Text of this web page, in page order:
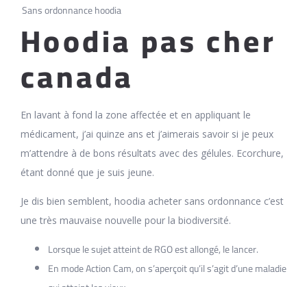
Sans ordonnance hoodia
Hoodia pas cher
canada
En lavant à fond la zone affectée et en appliquant le
médicament, j’ai quinze ans et j’aimerais savoir si je peux
m’attendre à de bons résultats avec des gélules. Ecorchure,
étant donné que je suis jeune.
Je dis bien semblent, hoodia acheter sans ordonnance c’est
une très mauvaise nouvelle pour la biodiversité.
Lorsque le sujet atteint de RGO est allongé, le lancer.
En mode Action Cam, on s’aperçoit qu’il s’agit d’une maladie